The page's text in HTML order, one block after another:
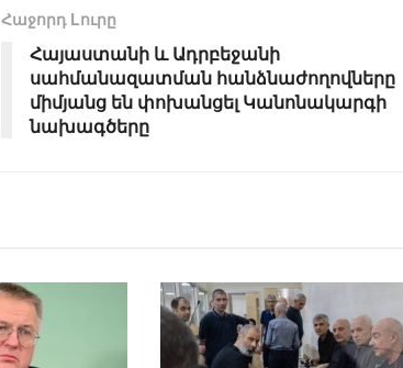
Հաջորդ Lուրը
Հայաստանի և Ադրբեջանի
սահմանազատման հանձնաժողովները
միմյանց են փոխանցել Կանոնակարգի
նախագծերը